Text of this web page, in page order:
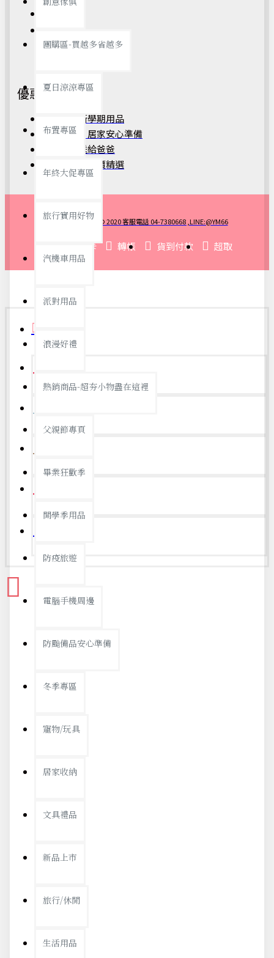
團購區-買越多省越多
夏日涼涼專區
布置專區
年終大促專區
旅行實用好物
汽機車用品
派對用品
浪漫好禮
熱銷商品-超夯小物盡在這裡
父親節專頁
畢業狂歡季
開學季用品
防疫旅遊
電腦手機周邊
防颱備品安心準備
冬季專區
寵物/玩具
居家收納
文具禮品
新品上市
旅行/休閒
生活用品
優惠訊息
開學季｜新學期用品
防颱備品｜居家安心準備
父親節｜送給爸爸
銅板好物｜平價精選
昀美生活 © 2020 客服電話 04-7380668 ,LINE:@YM66
刷卡 轉帳 貨到付款 超取